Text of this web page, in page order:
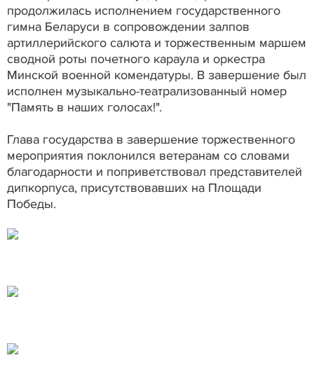
продолжилась исполнением государственного
гимна Беларуси в сопровождении залпов
артиллерийского салюта и торжественным маршем
сводной роты почетного караула и оркестра
Минской военной комендатуры. В завершение был
исполнен музыкально-театрализованный номер
"Память в наших голосах!".
Глава государства в завершение торжественного
мероприятия поклонился ветеранам со словами
благодарности и поприветствовал представителей
дипкорпуса, присутствовавших на Площади
Победы.